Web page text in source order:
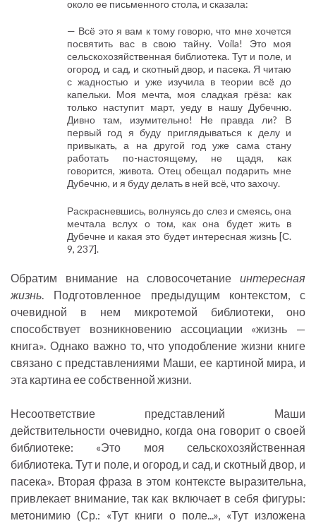
около ее письменного стола, и сказала:
— Всё это я вам к тому говорю, что мне хочется
посвятить вас в свою тайну. Voila! Это моя
сельскохозяйственная библиотека. Тут и поле, и
огород, и сад, и скотный двор, и пасека. Я читаю
с жадностью и уже изучила в теории всё до
капельки. Моя мечта, моя сладкая грёза: как
только наступит март, уеду в нашу Дубечню.
Дивно там, изумительно! Не правда ли? В
первый год я буду приглядываться к делу и
привыкать, а на другой год уже сама стану
работать по-настоящему, не щадя, как
говорится, живота. Отец обещал подарить мне
Дубечню, и я буду делать в ней всё, что захочу.
Раскрасневшись, волнуясь до слез и смеясь, она
мечтала вслух о том, как она будет жить в
Дубечне и какая это будет интересная жизнь [С.
9, 237].
Обратим внимание на словосочетание интересная
жизнь. Подготовленное предыдущим контекстом, с
очевидной в нем микротемой библиотеки, оно
способствует возникновению ассоциации «жизнь —
книга». Однако важно то, что уподобление жизни книге
связано с представлениями Маши, ее картиной мира, и
эта картина ее собственной жизни.
Несоответствие представлений Маши
действительности очевидно, когда она говорит о своей
библиотеке: «Это моя сельскохозяйственная
библиотека. Тут и поле, и огород, и сад, и скотный двор, и
пасека». Вторая фраза в этом контексте выразительна,
привлекает внимание, так как включает в себя фигуры:
метонимию (Ср.: «Тут книги о поле...», «Тут изложена